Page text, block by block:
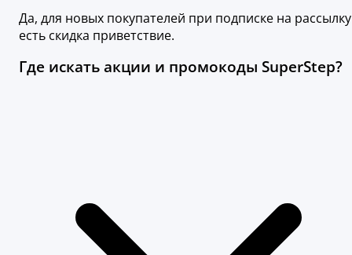
Да, для новых покупателей при подписке на рассылку
есть скидка приветствие.
Где искать акции и промокоды SuperStep?